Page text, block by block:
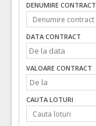
DENUMIRE CONTRACT
DATA CONTRACT
VALOARE CONTRACT
CAUTA LOTURI